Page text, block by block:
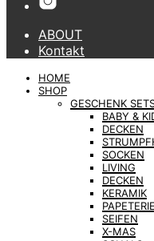
ABOUT
Kontakt
HOME
SHOP
GESCHENK
BABY &
DECKEN
SOCKEN
LIVING
DECKEN
KERAMIK
PAPETERIE
SEIFEN
X-MAS